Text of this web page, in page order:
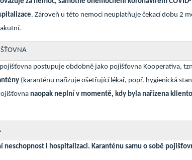
. Zároveň u této nemoci neuplatňuje čekací dobu 2
pojišťovna postupuje obdobně jako pojišťovna Kooperativa,
(karanténu nařizuje ošetřující lékař, popř. hygienická
naopak neplní v momentě, kdy byla nařízena
neschopnost i hospitalizaci. Karanténu samu o sobě